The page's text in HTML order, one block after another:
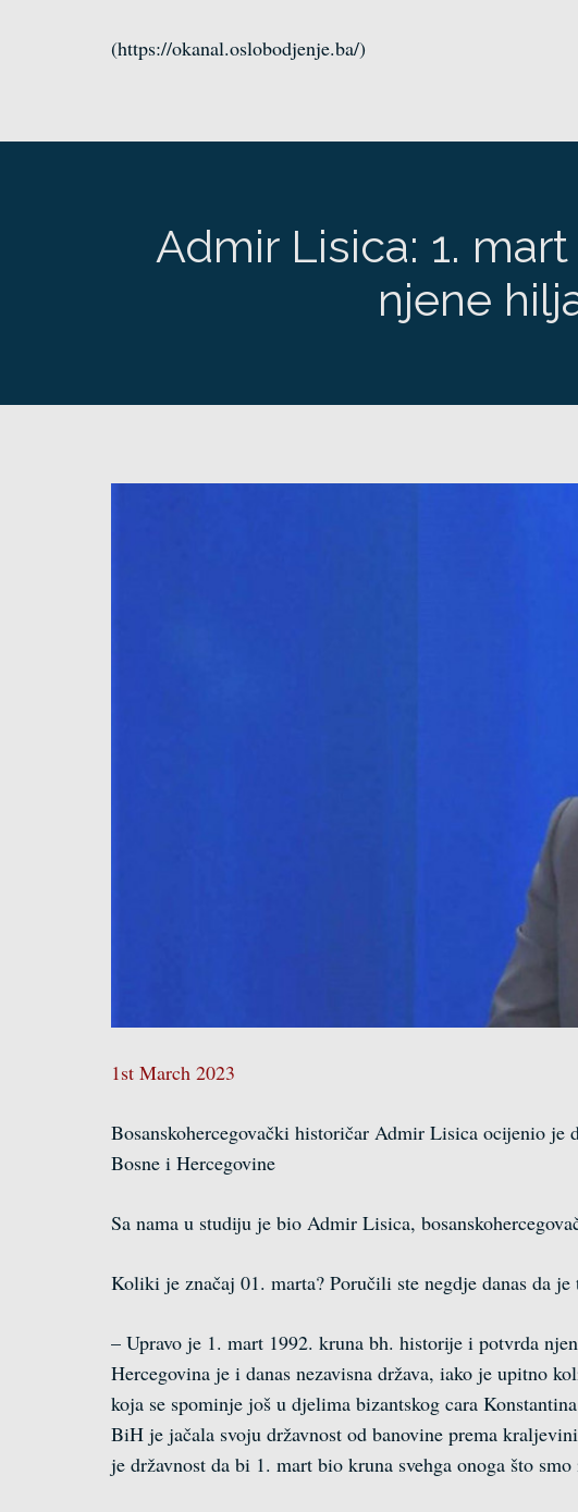
(https://okanal.oslobodjenje.ba/)
Admir Lisica: 1.
njene
1st March 2023
Bosanskohercegovački historičar Admir Lisica ocijenio je
Bosne i Hercegovine
Sa nama u studiju je bio Admir Lisica,
Koliki je značaj 01. marta? Poručili ste negdje danas da
– Upravo je 1. mart 1992. kruna bh. historije i potvrda
Hercegovina je i danas nezavisna država, iako je upitno
koja se spominje još u djelima bizantskog cara
BiH je jačala svoju državnost od banovine prema
je državnost da bi 1. mart bio kruna svehga onoga što